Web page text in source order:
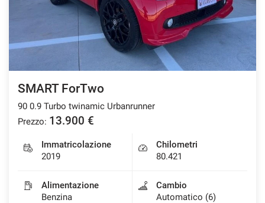
SMART ForTwo
90 0.9 Turbo twinamic Urbanrunner
Prezzo: 13.900 €
Immatricolazione
2019
Chilometri
80.421
Alimentazione
Benzina
Cambio
Automatico (6)